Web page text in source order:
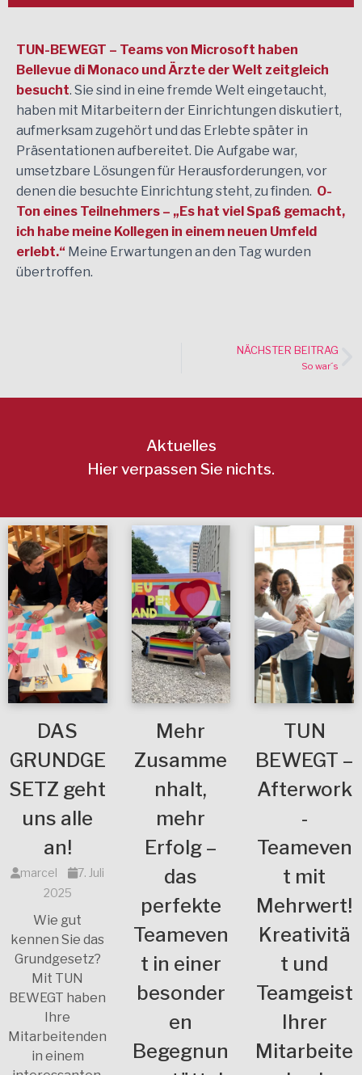
TUN-BEWEGT – Teams von Microsoft haben
Bellevue di Monaco und Ärzte der Welt zeitgleich
besucht. Sie sind in eine fremde Welt eingetaucht,
haben mit Mitarbeitern der Einrichtungen diskutiert,
aufmerksam zugehört und das Erlebte später in
Präsentationen aufbereitet. Die Aufgabe war,
umsetzbare Lösungen für Herausforderungen, vor
denen die besuchte Einrichtung steht, zu finden. O-
Ton eines Teilnehmers – „Es hat viel Spaß gemacht,
ich habe meine Kollegen in einem neuen Umfeld
erlebt.“ Meine Erwartungen an den Tag wurden
übertroffen.
NÄCHSTER BEITRAG
So war´s
Aktuelles
Hier verpassen Sie nichts.
DAS
GRUNDGE
SETZ geht
uns alle
an!
marcel
7. Juli
2025
Wie gut
kennen Sie das
Grundgesetz?
Mit TUN
BEWEGT haben
Ihre
Mitarbeitenden
in einem
Mehr
Zusamme
nhalt,
mehr
Erfolg –
das
perfekte
Teameven
t in einer
besonder
en
Begegnun
TUN
BEWEGT –
Afterwork
-
Teameven
t mit
Mehrwert!
Kreativitä
t und
Teamgeist
Ihrer
Mitarbeite